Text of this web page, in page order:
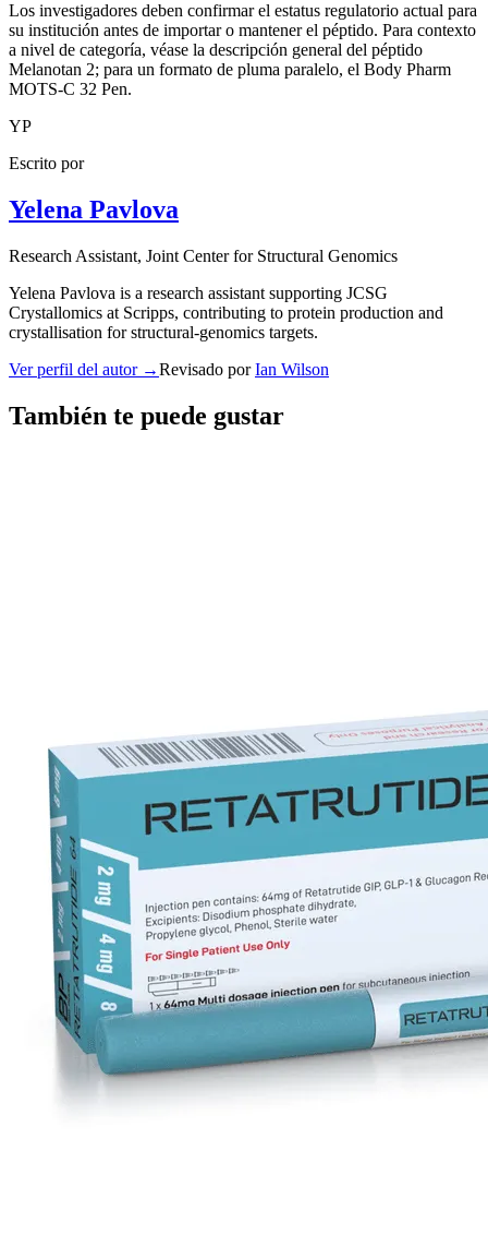
Los investigadores deben confirmar el estatus regulatorio actual para
su institución antes de importar o mantener el péptido. Para contexto
a nivel de categoría, véase la descripción general del péptido
Melanotan 2; para un formato de pluma paralelo, el Body Pharm
MOTS-C 32 Pen.
YP
Escrito por
Yelena Pavlova
Research Assistant, Joint Center for Structural Genomics
Yelena Pavlova is a research assistant supporting JCSG
Crystallomics at Scripps, contributing to protein production and
crystallisation for structural-genomics targets.
Ver perfil del autor→Revisado por Ian Wilson
También te puede gustar